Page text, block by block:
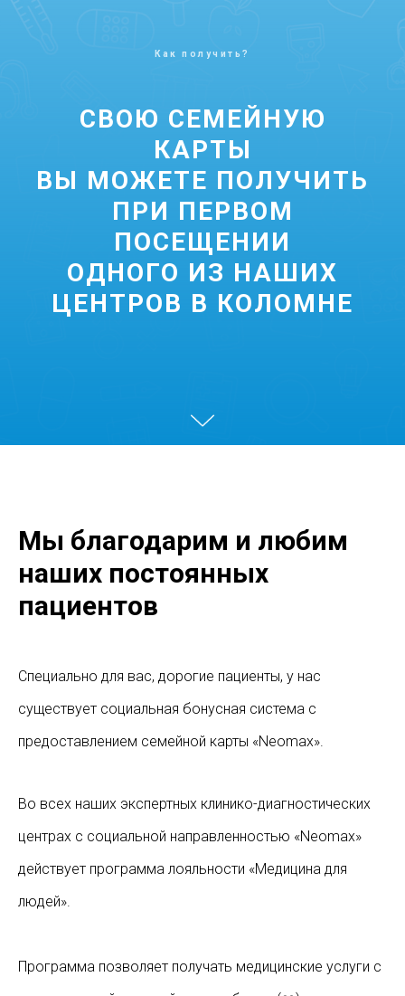
Как получить?
СВОЮ СЕМЕЙНУЮ
КАРТЫ
ВЫ МОЖЕТЕ ПОЛУЧИТЬ
ПРИ ПЕРВОМ
ПОСЕЩЕНИИ
ОДНОГО ИЗ НАШИХ
ЦЕНТРОВ В КОЛОМНЕ
Мы благодарим и любим
наших постоянных
пациентов
Специально для вас, дорогие пациенты, у нас
существует социальная бонусная система с
предоставлением семейной карты «Neomax».
Во всех наших экспертных клинико-диагностических
центрах с социальной направленностью «Neomax»
действует программа лояльности «Медицина для
людей».
Программа позволяет получать медицинские услуги с